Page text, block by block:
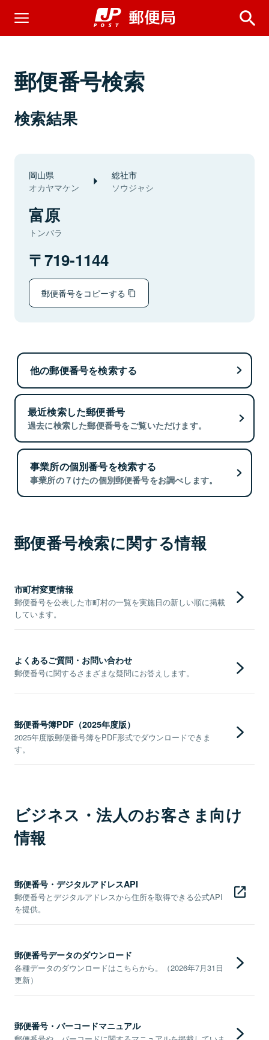
郵便番号検索
検索結果
岡山県
オカヤマケン
総社市
ソウジャシ
富原
トンバラ
719-1144
郵便番号をコピーする
他の郵便番号を検索する
最近検索した郵便番号
過去に検索した郵便番号をご覧いただけます。
事業所の個別番号を検索する
事業所の７けたの個別郵便番号をお調べします。
郵便番号検索に関する情報
市町村変更情報
郵便番号を公表した市町村の一覧を実施日の新しい順に掲載
しています。
よくあるご質問・お問い合わせ
郵便番号に関するさまざまな疑問にお答えします。
郵便番号簿PDF（2025年度版）
2025年度版郵便番号簿をPDF形式でダウンロードできま
す。
ビジネス・法人のお客さま向け
情報
郵便番号・デジタルアドレスAPI
郵便番号とデジタルアドレスから住所を取得できる公式API
を提供。
郵便番号データのダウンロード
各種データのダウンロードはこちらから。（2026年7月31日
更新）
郵便番号・バーコードマニュアル